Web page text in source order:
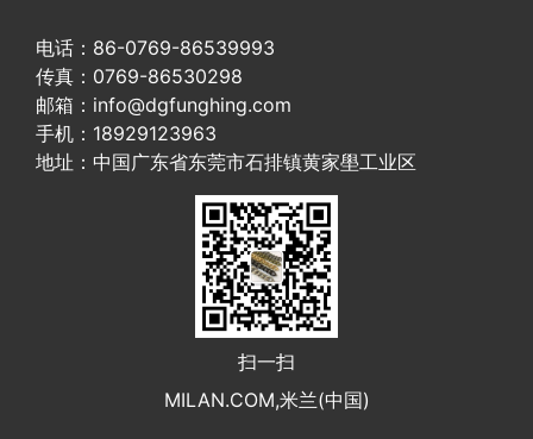
电话：86-0769-86539993
传真：0769-86530298
邮箱：info@dgfunghing.com
手机：18929123963
地址：中国广东省东莞市石排镇黄家壆工业区
扫一扫
MILAN.COM,米兰(中国)